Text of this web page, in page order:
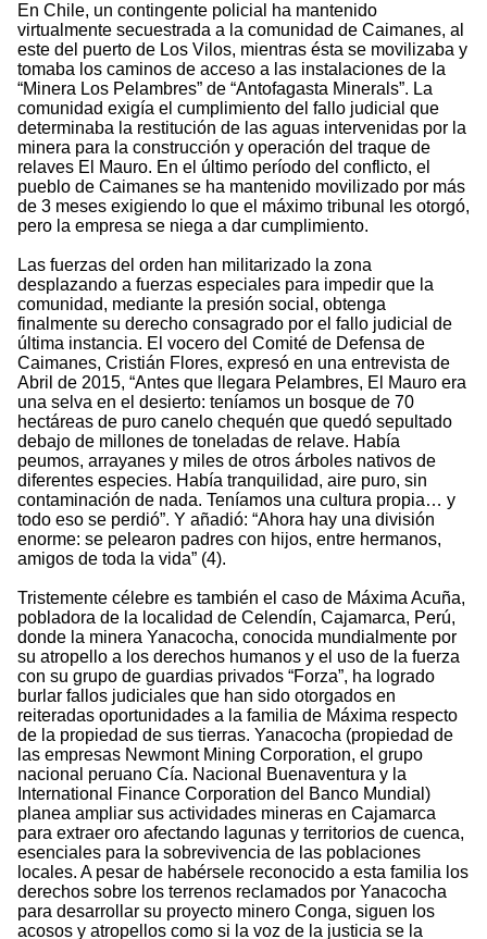
En Chile, un contingente policial ha mantenido
virtualmente secuestrada a la comunidad de Caimanes, al
este del puerto de Los Vilos, mientras ésta se movilizaba y
tomaba los caminos de acceso a las instalaciones de la
“Minera Los Pelambres” de “Antofagasta Minerals”. La
comunidad exigía el cumplimiento del fallo judicial que
determinaba la restitución de las aguas intervenidas por la
minera para la construcción y operación del traque de
relaves El Mauro. En el último período del conflicto, el
pueblo de Caimanes se ha mantenido movilizado por más
de 3 meses exigiendo lo que el máximo tribunal les otorgó,
pero la empresa se niega a dar cumplimiento.
Las fuerzas del orden han militarizado la zona
desplazando a fuerzas especiales para impedir que la
comunidad, mediante la presión social, obtenga
finalmente su derecho consagrado por el fallo judicial de
última instancia. El vocero del Comité de Defensa de
Caimanes, Cristián Flores, expresó en una entrevista de
Abril de 2015, “Antes que llegara Pelambres, El Mauro era
una selva en el desierto: teníamos un bosque de 70
hectáreas de puro canelo chequén que quedó sepultado
debajo de millones de toneladas de relave. Había
peumos, arrayanes y miles de otros árboles nativos de
diferentes especies. Había tranquilidad, aire puro, sin
contaminación de nada. Teníamos una cultura propia… y
todo eso se perdió”. Y añadió: “Ahora hay una división
enorme: se pelearon padres con hijos, entre hermanos,
amigos de toda la vida” (4).
Tristemente célebre es también el caso de Máxima Acuña,
pobladora de la localidad de Celendín, Cajamarca, Perú,
donde la minera Yanacocha, conocida mundialmente por
su atropello a los derechos humanos y el uso de la fuerza
con su grupo de guardias privados “Forza”, ha logrado
burlar fallos judiciales que han sido otorgados en
reiteradas oportunidades a la familia de Máxima respecto
de la propiedad de sus tierras. Yanacocha (propiedad de
las empresas Newmont Mining Corporation, el grupo
nacional peruano Cía. Nacional Buenaventura y la
International Finance Corporation del Banco Mundial)
planea ampliar sus actividades mineras en Cajamarca
para extraer oro afectando lagunas y territorios de cuenca,
esenciales para la sobrevivencia de las poblaciones
locales. A pesar de habérsele reconocido a esta familia los
derechos sobre los terrenos reclamados por Yanacocha
para desarrollar su proyecto minero Conga, siguen los
acosos y atropellos como si la voz de la justicia se la